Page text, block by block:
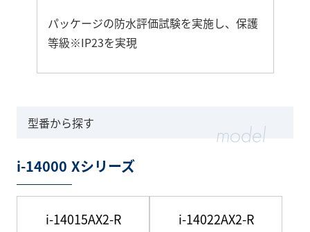
パッケージの防水評価試験を実施し、保護
等級※IP23を実現
型番から探す
i-14000 Xシリーズ
i-14015AX2-R i-14022AX2-R